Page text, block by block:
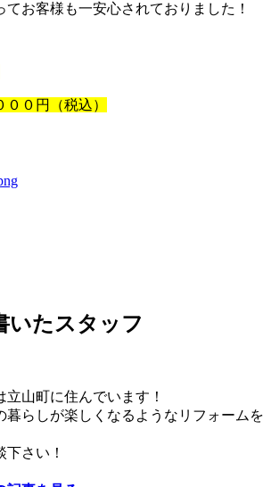
お客様も一安心されておりました！
０円（税込）
いたスタッフ
山町に住んでいます！
暮らしが楽しくなるようなリフォームを
さい！